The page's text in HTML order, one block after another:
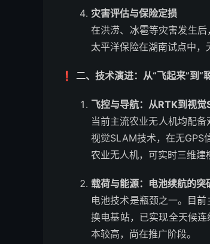
灾害评估与保险定损
在洪涝、冰雹等灾害发生后
太平洋保险在湖南试点中，
❗ 二、技术演进：从“飞起来”到“
飞控与导航：从RTK到视觉
当前主流农业无人机均配
视觉SLAM技术，在无GPS
农业无人机，可实时三维建
载荷与能源：电池续航的突
电池技术是瓶颈之一。目
换电基站，已实现全天候
本较高，尚在推广阶段。